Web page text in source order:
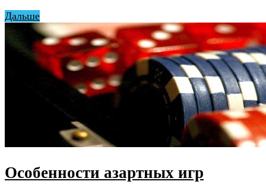
Дальше
Особенности азартных игр